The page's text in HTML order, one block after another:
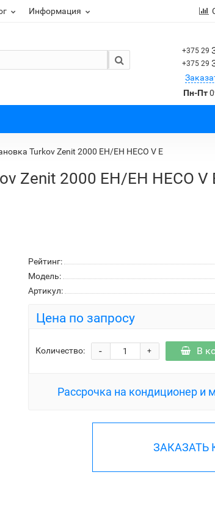
Информация
+375 29
+375 29
Пн-Пт
Turkov Zenit 2000 EH/EH HECO V E
Zenit 2000 EH/EH HECO V
Рейтинг:
Модель:
Артикул:
Цена по запросу
Количество: +
- В
Рассрочка на кондиционер и
ЗАКАЗАТЬ